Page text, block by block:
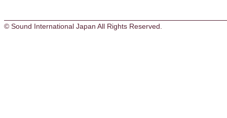
© Sound International Japan All Rights Reserved.